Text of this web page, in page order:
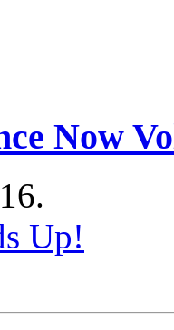
Now
Up!